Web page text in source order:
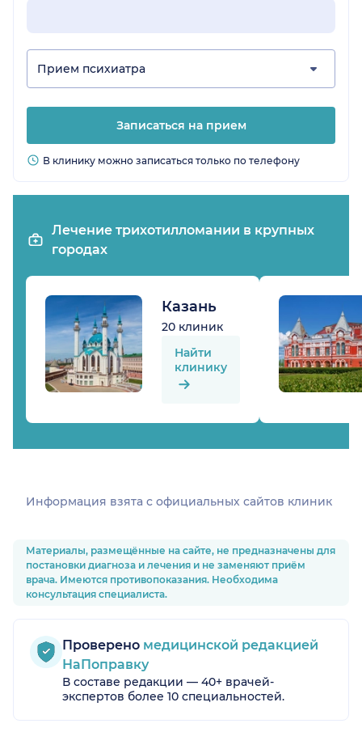
Прием психиатра
Записаться на прием
В клинику можно записаться только по телефону
Лечение трихотилломании в крупных
городах
Казань
20 клиник
Найти
клинику
Информация взята c официальных сайтов клиник
Материалы, размещённые на сайте, не предназначены для
постановки диагноза и лечения и не заменяют приём
врача. Имеются противопоказания. Необходима
консультация специалиста.
Проверено медицинской редакцией
НаПоправку
В составе редакции — 40+ врачей-
экспертов более 10 специальностей.